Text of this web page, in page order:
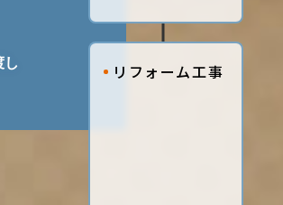
リフォーム工事